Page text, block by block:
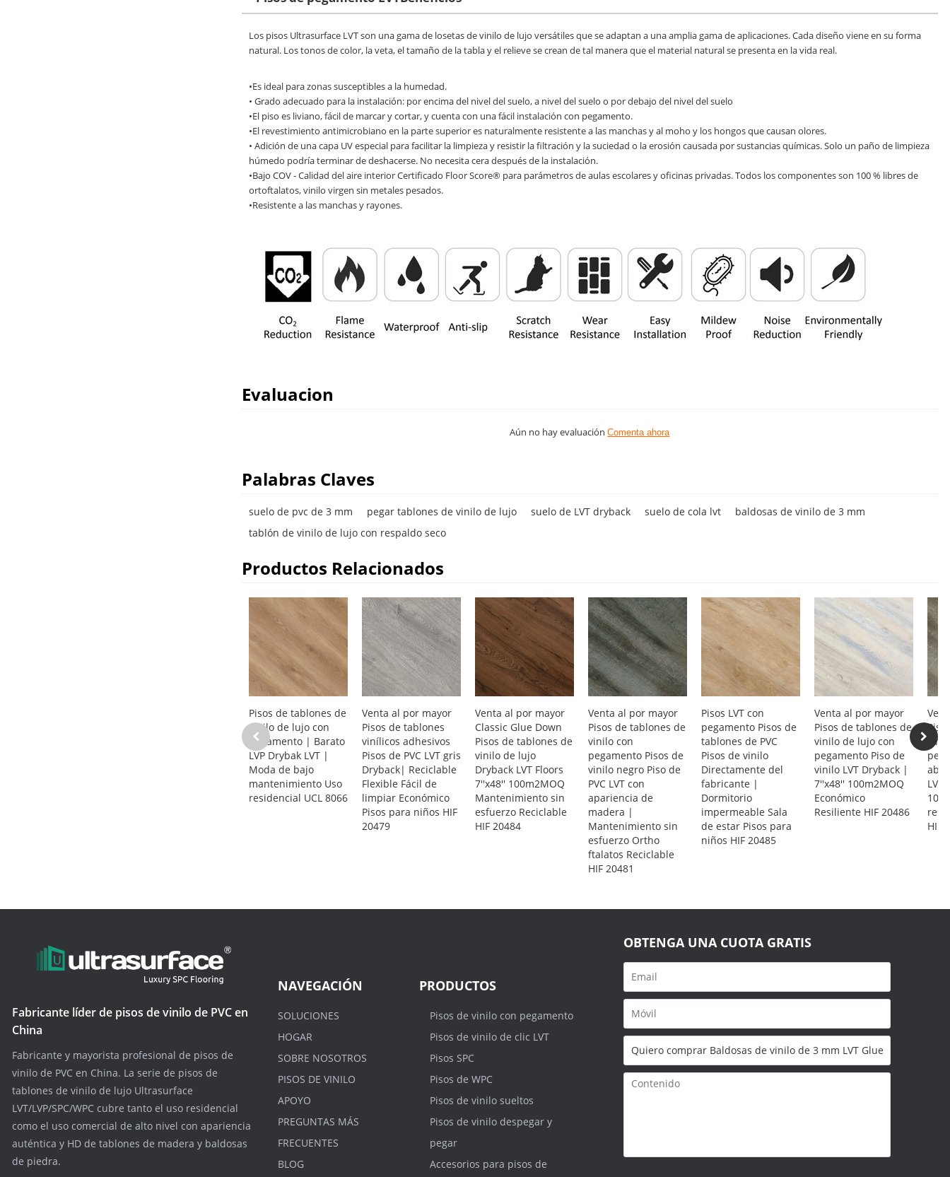
Los pisos Ultrasurface LVT son una gama de losetas de vinilo de lujo versátiles que se adaptan a una amplia gama de aplicaciones. Cada diseño viene en su forma
natural. Los tonos de color, la veta, el tamaño de la tabla y el relieve se crean de tal manera que el material natural se presenta en la vida real.
•Es ideal para zonas susceptibles a la humedad.
• Grado adecuado para la instalación: por encima del nivel del suelo, a nivel del suelo o por debajo del nivel del suelo
•El piso es liviano, fácil de marcar y cortar, y cuenta con una fácil instalación con pegamento.
•El revestimiento antimicrobiano en la parte superior es naturalmente resistente a las manchas y al moho y los hongos que causan olores.
• Adición de una capa UV especial para facilitar la limpieza y resistir la filtración y la suciedad o la erosión causada por sustancias químicas. Solo un paño de limpieza
húmedo podría terminar de deshacerse. No necesita cera después de la instalación.
•Bajo COV - Calidad del aire interior Certificado Floor Score® para parámetros de aulas escolares y oficinas privadas. Todos los componentes son 100 % libres de
ortoftalatos, vinilo virgen sin metales pesados.
•Resistente a las manchas y rayones.
Evaluacion
Aún no hay evaluaciónComenta ahora
Palabras Claves
suelo de pvc de 3 mm pegar tablones de vinilo de lujo suelo de LVT dryback suelo de cola lvt
baldosas de vinilo de 3 mm
tablón de vinilo de lujo con respaldo seco
Productos Relacionados
Pisos de tablones de
vinilo de lujo con
pegamento | Barato
LVP Drybak LVT |
Moda de bajo
mantenimiento Uso
residencial UCL 8066
Venta al por mayor
Pisos de tablones
vinílicos adhesivos
Pisos de PVC LVT gris
Dryback| Reciclable
Flexible Fácil de
limpiar Económico
Pisos para niños HIF
20479
Venta al por mayor
Classic Glue Down
Pisos de tablones de
vinilo de lujo
Dryback LVT Floors
7''x48'' 100m2MOQ
Mantenimiento sin
esfuerzo Reciclable
HIF 20484
Venta al por mayor
Pisos de tablones de
vinilo con
pegamento Pisos de
vinilo negro Piso de
PVC LVT con
apariencia de
madera |
Mantenimiento sin
esfuerzo Ortho
ftalatos Reciclable
HIF 20481
Pisos LVT con
pegamento Pisos de
tablones de PVC
Pisos de vinilo
Directamente del
fabricante |
Dormitorio
impermeable Sala
de estar Pisos para
niños HIF 20485
Venta al por mayor
Pisos de tablones de
vinilo de lujo con
pegamento Piso de
vinilo LVT Dryback |
7''x48'' 100m2MOQ
Económico
Resiliente HIF 20486
LVT
HIF
Fabricante líder de pisos de vinilo de PVC en
China
Fabricante y mayorista profesional de pisos de
vinilo de PVC en China. La serie de pisos de
tablones de vinilo de lujo Ultrasurface
LVT/LVP/SPC/WPC cubre tanto el uso residencial
como el uso comercial de alto nivel con apariencia
auténtica y HD de tablones de madera y baldosas
de piedra.
NAVEGACIÓN
SOLUCIONES
HOGAR
SOBRE NOSOTROS
PISOS DE VINILO
APOYO
PREGUNTAS MÁS
FRECUENTES
BLOG
PRODUCTOS
Pisos de vinilo con pegamento
Pisos de vinilo de clic LVT
Pisos SPC
Pisos de WPC
Pisos de vinilo sueltos
Pisos de vinilo despegar y
pegar
Accesorios para pisos de
OBTENGA UNA CUOTA GRATIS